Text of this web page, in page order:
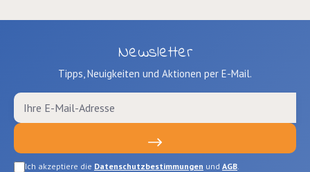
Newsletter
Tipps, Neuigkeiten und Aktionen per E-Mail.
Ich akzeptiere die Datenschutzbestimmungen und AGB.